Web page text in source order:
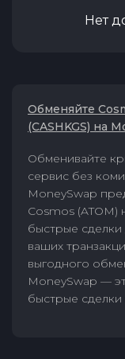
Нет
Обменяйте
(CASHKGS) на
Обменивайте
сервис без
MoneySwap
Cosmos (ATOM)
быстрые
ваших
выгодного
MoneySwap —
быстрые